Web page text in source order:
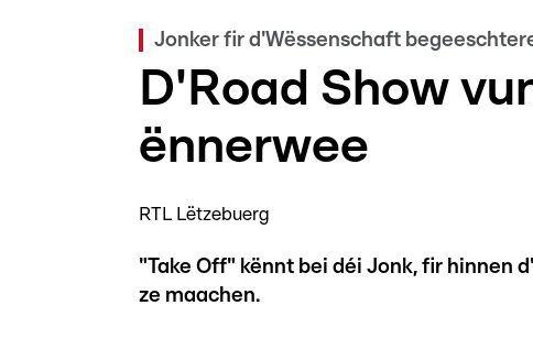
Jonker fir d'Wëssenschaft
D'Road Show
ënnerwee
RTL Lëtzebuerg
"Take Off" kënnt bei déi Jonk, fir hinnen
ze maachen.